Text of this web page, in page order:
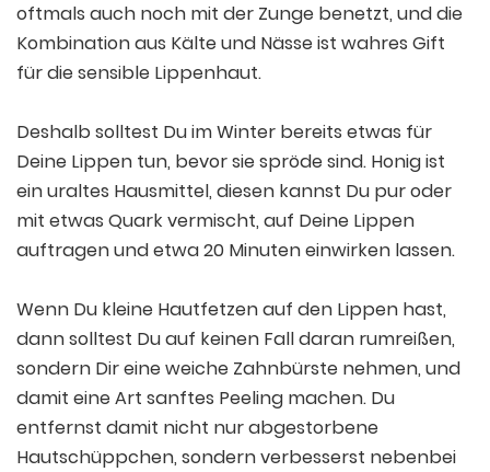
oftmals auch noch mit der Zunge benetzt, und die
Kombination aus Kälte und Nässe ist wahres Gift
für die sensible Lippenhaut.
Deshalb solltest Du im Winter bereits etwas für
Deine Lippen tun, bevor sie spröde sind. Honig ist
ein uraltes Hausmittel, diesen kannst Du pur oder
mit etwas Quark vermischt, auf Deine Lippen
auftragen und etwa 20 Minuten einwirken lassen.
Wenn Du kleine Hautfetzen auf den Lippen hast,
dann solltest Du auf keinen Fall daran rumreißen,
sondern Dir eine weiche Zahnbürste nehmen, und
damit eine Art sanftes Peeling machen. Du
entfernst damit nicht nur abgestorbene
Hautschüppchen, sondern verbesserst nebenbei